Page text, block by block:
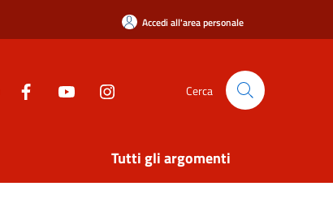
Accedi all'area personale
Cerca
Tutti gli argomenti